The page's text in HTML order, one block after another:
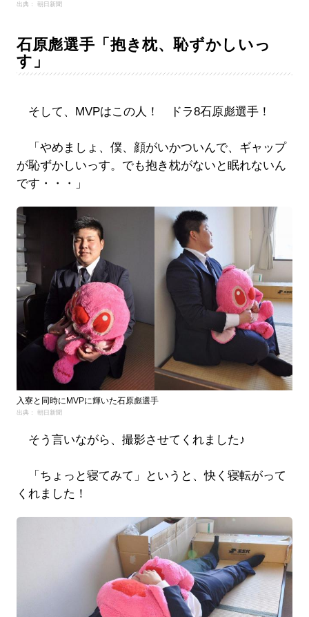
出典： 朝日新聞
石原彪選手「抱き枕、恥ずかしいっ
す」
そして、MVPはこの人！ ドラ8石原彪選手！
「やめましょ、僕、顔がいかついんで、ギャップ
が恥ずかしいっす。でも抱き枕がないと眠れないん
です・・・」
入寮と同時にMVPに輝いた石原彪選手
出典： 朝日新聞
そう言いながら、撮影させてくれました♪
「ちょっと寝てみて」というと、快く寝転がって
くれました！